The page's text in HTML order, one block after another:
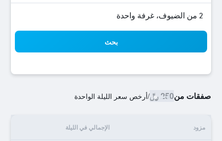
2 من الضيوف، غرفة واحدة
بحث
صفقات من250 ﷼ /أرخص سعر الليلة الواحدة
مزود الإجمالي في الليلة